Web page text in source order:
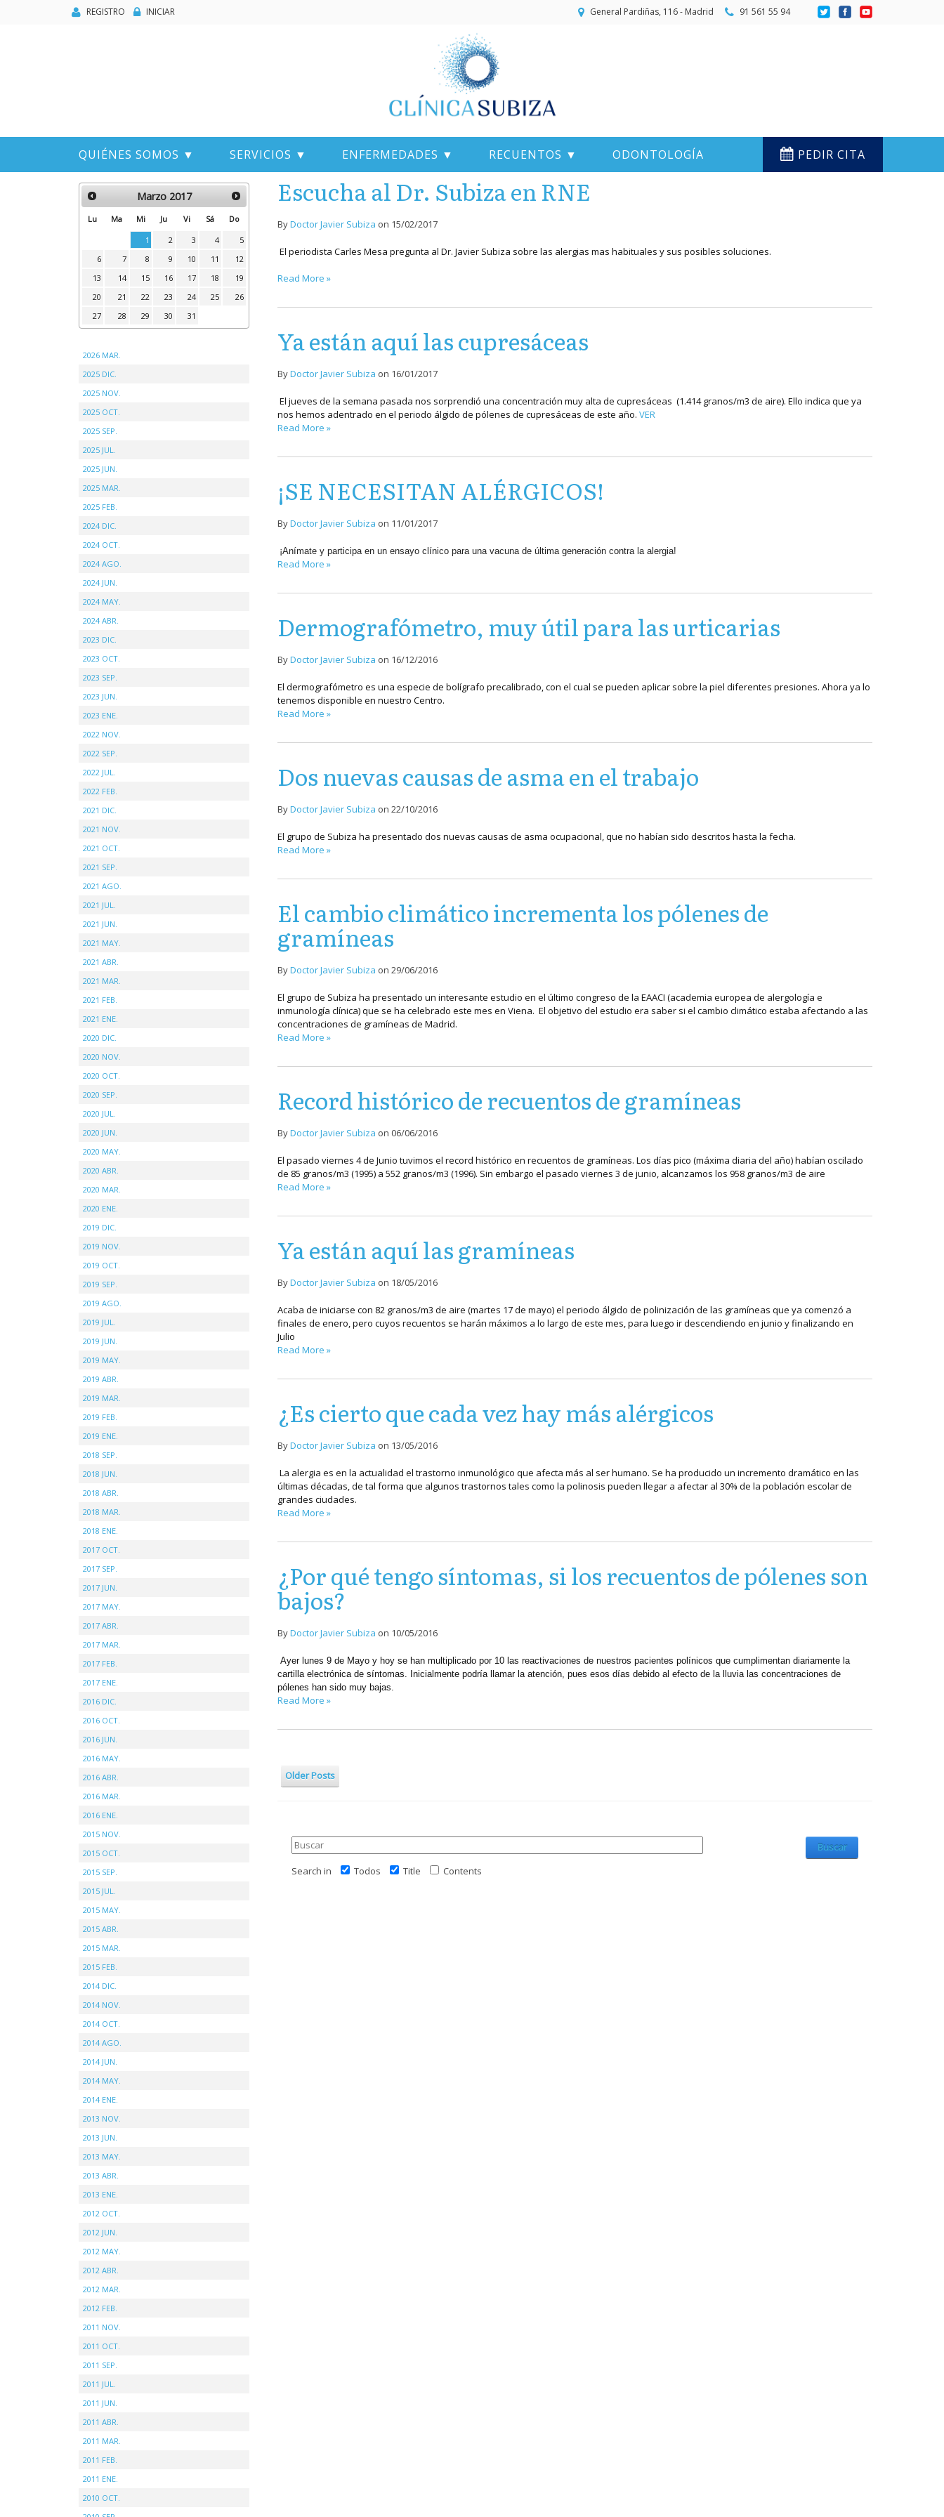
REGISTRO INICIAR General Pardiñas, 116 - Madrid 91 561 55 94
QUIÉNES SOMOS ▼ SERVICIOS ▼ ENFERMEDADES ▼ RECUENTOS ▼ ODONTOLOGÍA PEDIR CITA
Escucha al Dr. Subiza en RNE
ByDoctor Javier Subiza on 15/02/2017
El periodista Carles Mesa pregunta al Dr. Javier Subiza sobre las alergias mas habituales y sus posibles soluciones.
Read More »
Ya están aquí las cupresáceas
ByDoctor Javier Subiza on 16/01/2017
El jueves de la semana pasada nos sorprendió una concentración muy alta de cupresáceas (1.414 granos/m3 de aire). Ello indica que ya
nos hemos adentrado en el periodo álgido de pólenes de cupresáceas de este año. VER
Read More »
¡SE NECESITAN ALÉRGICOS!
ByDoctor Javier Subiza on 11/01/2017
¡Anímate y participa en un ensayo clínico para una vacuna de última generación contra la alergia!
Read More »
Dermografómetro, muy útil para las urticarias
ByDoctor Javier Subiza on 16/12/2016
El dermografómetro es una especie de bolígrafo precalibrado, con el cual se pueden aplicar sobre la piel diferentes presiones. Ahora ya lo
tenemos disponible en nuestro Centro.
Read More »
Dos nuevas causas de asma en el trabajo
ByDoctor Javier Subiza on 22/10/2016
El grupo de Subiza ha presentado dos nuevas causas de asma ocupacional, que no habían sido descritos hasta la fecha.
Read More »
El cambio climático incrementa los pólenes de
gramíneas
ByDoctor Javier Subiza on 29/06/2016
El grupo de Subiza ha presentado un interesante estudio en el último congreso de la EAACI (academia europea de alergología e
inmunología clínica) que se ha celebrado este mes en Viena. El objetivo del estudio era saber si el cambio climático estaba afectando a las
concentraciones de gramíneas de Madrid.
Read More »
Record histórico de recuentos de gramíneas
ByDoctor Javier Subiza on 06/06/2016
El pasado viernes 4 de Junio tuvimos el record histórico en recuentos de gramíneas. Los días pico (máxima diaria del año) habían oscilado
de 85 granos/m3 (1995) a 552 granos/m3 (1996). Sin embargo el pasado viernes 3 de junio, alcanzamos los 958 granos/m3 de aire
Read More »
Ya están aquí las gramíneas
ByDoctor Javier Subiza on 18/05/2016
Acaba de iniciarse con 82 granos/m3 de aire (martes 17 de mayo) el periodo álgido de polinización de las gramíneas que ya comenzó a
finales de enero, pero cuyos recuentos se harán máximos a lo largo de este mes, para luego ir descendiendo en junio y finalizando en
Julio
Read More »
¿Es cierto que cada vez hay más alérgicos
ByDoctor Javier Subiza on 13/05/2016
La alergia es en la actualidad el trastorno inmunológico que afecta más al ser humano. Se ha producido un incremento dramático en las
últimas décadas, de tal forma que algunos trastornos tales como la polinosis pueden llegar a afectar al 30% de la población escolar de
grandes ciudades.
Read More »
¿Por qué tengo síntomas, si los recuentos de pólenes son
bajos?
ByDoctor Javier Subiza on 10/05/2016
Ayer lunes 9 de Mayo y hoy se han multiplicado por 10 las reactivaciones de nuestros pacientes polínicos que cumplimentan diariamente la
cartilla electrónica de síntomas. Inicialmente podría llamar la atención, pues esos días debido al efecto de la lluvia las concentraciones de
pólenes han sido muy bajas.
Read More »
Older Posts
Buscar
Search in
Todos Title Contents
Marzo 2017
Lu Ma Mi Ju Vi Sá Do
1 2 3 4
5
6
7 8 9 10 11
12
13
14 15 16 17 18
19
20
21 22 23 24 25
26
27
28 29 30 31
2026 MAR.
2025 DIC.
2025 NOV.
2025 OCT.
2025 SEP.
2025 JUL.
2025 JUN.
2025 MAR.
2025 FEB.
2024 DIC.
2024 OCT.
2024 AGO.
2024 JUN.
2024 MAY.
2024 ABR.
2023 DIC.
2023 OCT.
2023 SEP.
2023 JUN.
2023 ENE.
2022 NOV.
2022 SEP.
2022 JUL.
2022 FEB.
2021 DIC.
2021 NOV.
2021 OCT.
2021 SEP.
2021 AGO.
2021 JUL.
2021 JUN.
2021 MAY.
2021 ABR.
2021 MAR.
2021 FEB.
2021 ENE.
2020 DIC.
2020 NOV.
2020 OCT.
2020 SEP.
2020 JUL.
2020 JUN.
2020 MAY.
2020 ABR.
2020 MAR.
2020 ENE.
2019 DIC.
2019 NOV.
2019 OCT.
2019 SEP.
2019 AGO.
2019 JUL.
2019 JUN.
2019 MAY.
2019 ABR.
2019 MAR.
2019 FEB.
2019 ENE.
2018 SEP.
2018 JUN.
2018 ABR.
2018 MAR.
2018 ENE.
2017 OCT.
2017 SEP.
2017 JUN.
2017 MAY.
2017 ABR.
2017 MAR.
2017 FEB.
2017 ENE.
2016 DIC.
2016 OCT.
2016 JUN.
2016 MAY.
2016 ABR.
2016 MAR.
2016 ENE.
2015 NOV.
2015 OCT.
2015 SEP.
2015 JUL.
2015 MAY.
2015 ABR.
2015 MAR.
2015 FEB.
2014 DIC.
2014 NOV.
2014 OCT.
2014 AGO.
2014 JUN.
2014 MAY.
2014 ENE.
2013 NOV.
2013 JUN.
2013 MAY.
2013 ABR.
2013 ENE.
2012 OCT.
2012 JUN.
2012 MAY.
2012 ABR.
2012 MAR.
2012 FEB.
2011 NOV.
2011 OCT.
2011 SEP.
2011 JUL.
2011 JUN.
2011 ABR.
2011 MAR.
2011 FEB.
2011 ENE.
2010 OCT.